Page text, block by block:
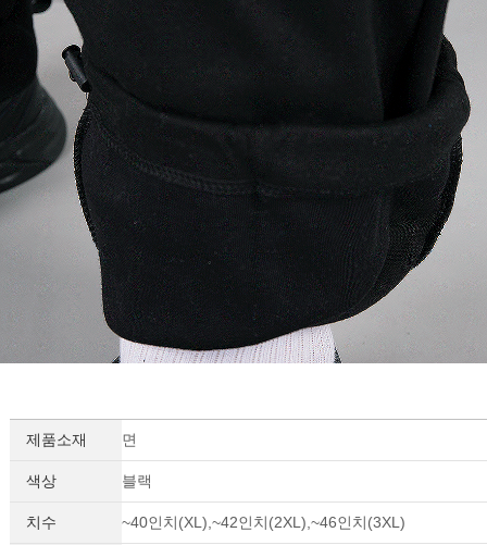
제품소재 면
색상 블랙
치수 ~40인치(XL),~42인치(2XL),~46인치(3XL)